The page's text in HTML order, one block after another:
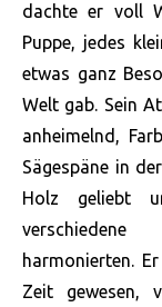
dachte er voll
Puppe, jedes
etwas ganz
Welt gab. Sein
anheimelnd,
Sägespäne in
Holz geliebt
harmonierten.
Zeit gewesen,